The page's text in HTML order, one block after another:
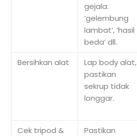
gejala:
‘gelembung
lambat’, ‘hasil
beda’ dll.
Bersihkan alat
Lap body alat,
pastikan
sekrup tidak
longgar.
Cek tripod &
Pastikan